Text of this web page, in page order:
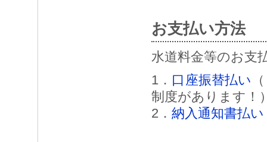
お支払い方法
水道料金等のお支
1． 口座振替払い
制度があります！
2． 納入通知書払い